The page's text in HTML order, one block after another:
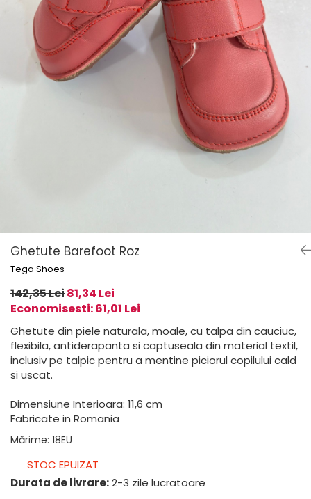
Ghetute Barefoot Roz
Tega Shoes
142,35 Lei81,34 Lei
Economisesti:61,01 Lei
Ghetute din piele naturala, moale, cu talpa din cauciuc,
flexibila, antiderapanta si captuseala din material textil,
inclusiv pe talpic pentru a mentine piciorul copilului cald
si uscat.
Dimensiune Interioara: 11,6 cm
Fabricate in Romania
Mărime: 18EU
STOC EPUIZAT
Durata de livrare:2-3 zile lucratoare